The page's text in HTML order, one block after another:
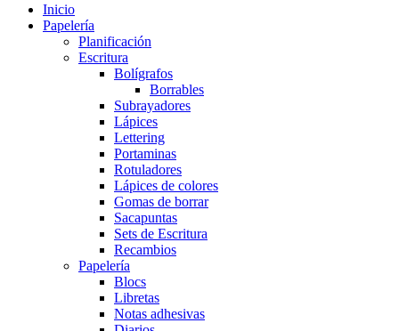
Inicio
Papelería
Planificación
Escritura
Bolígrafos
Borrables
Subrayadores
Lápices
Lettering
Portaminas
Rotuladores
Lápices de colores
Gomas de borrar
Sacapuntas
Sets de Escritura
Recambios
Papelería
Blocs
Libretas
Notas adhesivas